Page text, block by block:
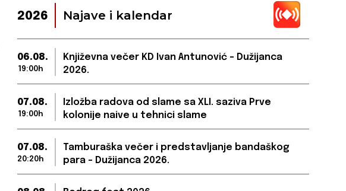
2026 Najave i kalendar
06.08.
19:00h
Književna večer KD Ivan Antunović – Dužijanca
2026.
07.08.
19:00h
Izložba radova od slame sa XLI. saziva Prve
kolonije naive u tehnici slame
07.08.
20:20h
Tamburaška večer i predstavljanje bandaškog
para – Dužijanca 2026.